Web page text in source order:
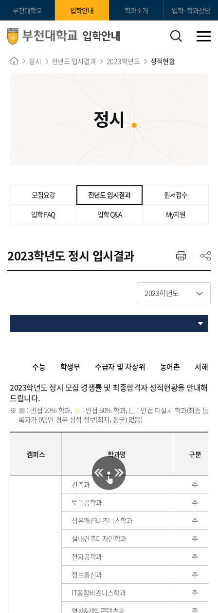
부천대학교 입학안내 학과소개 입학·학과상담
입학안내
정시 전년도 입시결과 2023학년도 성적현황
정시
모집요강 전년도 입시결과
원서접수
입학 FAQ
입학 Q&A My지원
2023학년도 정시 입시결과
2023학년도
수능 학생부 수급자 및 차상위 농어촌 서해5
2023학년도 정시 모집 경쟁률 및 최종합격자 성적현황을 안내해
드립니다.
■ : 면접 20% 학과, ■ : 면접 60% 학과, □ : 면접 미실시 학과(최종 등
록자가 0명인 경우 성적 정보(최저, 평균) 없음)
캠퍼스 학과명 구분
건축과
주
토목공학과
주
섬유패션비즈니스학과
주
실내건축디자인학과
주
전자공학과
주
정보통신과
주
IT융합비즈니스학과
주
영상&게임콘텐츠과
주